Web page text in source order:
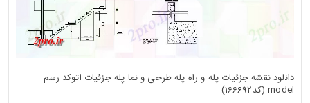
دانلود نقشه جزئیات پله و راه پله طرحی و نما پله جزئیات اتوکد رسم
model (کد166692)